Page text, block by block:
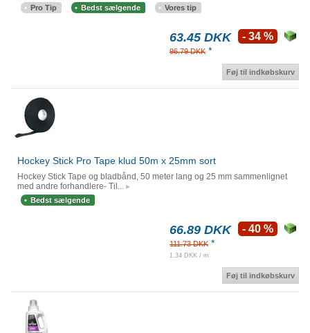
Pro Tip Bedst sælgende Vores tip
63.45 DKK
96.79 DKK *
- 34 %
Føj til indkøbskurv
Hockey Stick Pro Tape klud 50m x 25mm sort
Hockey Stick Tape og bladbånd, 50 meter lang og 25 mm sammenlignet
med andre forhandlere- Til...
Bedst sælgende
66.89 DKK
111.73 DKK *
1.34 DKK / m
- 40 %
Føj til indkøbskurv